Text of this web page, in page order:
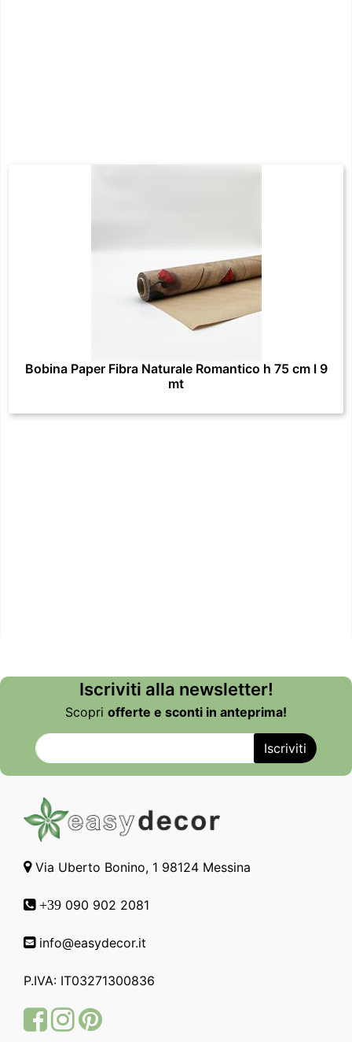
Bobina Paper Fibra Naturale Romantico h 75 cm l 9
mt
Iscriviti alla newsletter!
Scopri offerte e sconti in anteprima!
Via Uberto Bonino, 1 98124 Messina
+39 090 902 2081
info@easydecor.it
P.IVA: IT03271300836
FacebookInstagram
Pinterest